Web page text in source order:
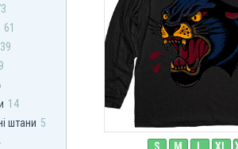
61
39
14
штани 5